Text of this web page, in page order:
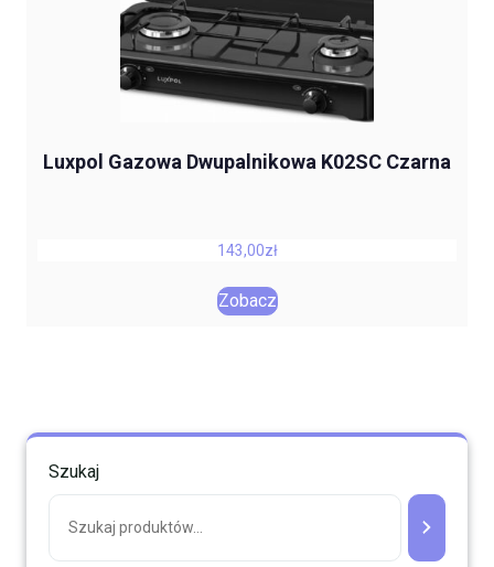
Luxpol Gazowa Dwupalnikowa K02SC Czarna
143,00zł
Zobacz
Szukaj